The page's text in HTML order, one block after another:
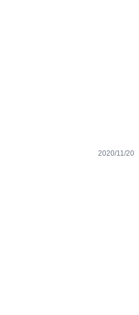
2020/11/20